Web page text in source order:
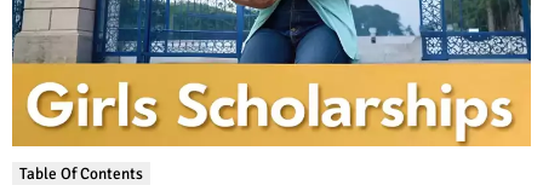
Table Of Contents